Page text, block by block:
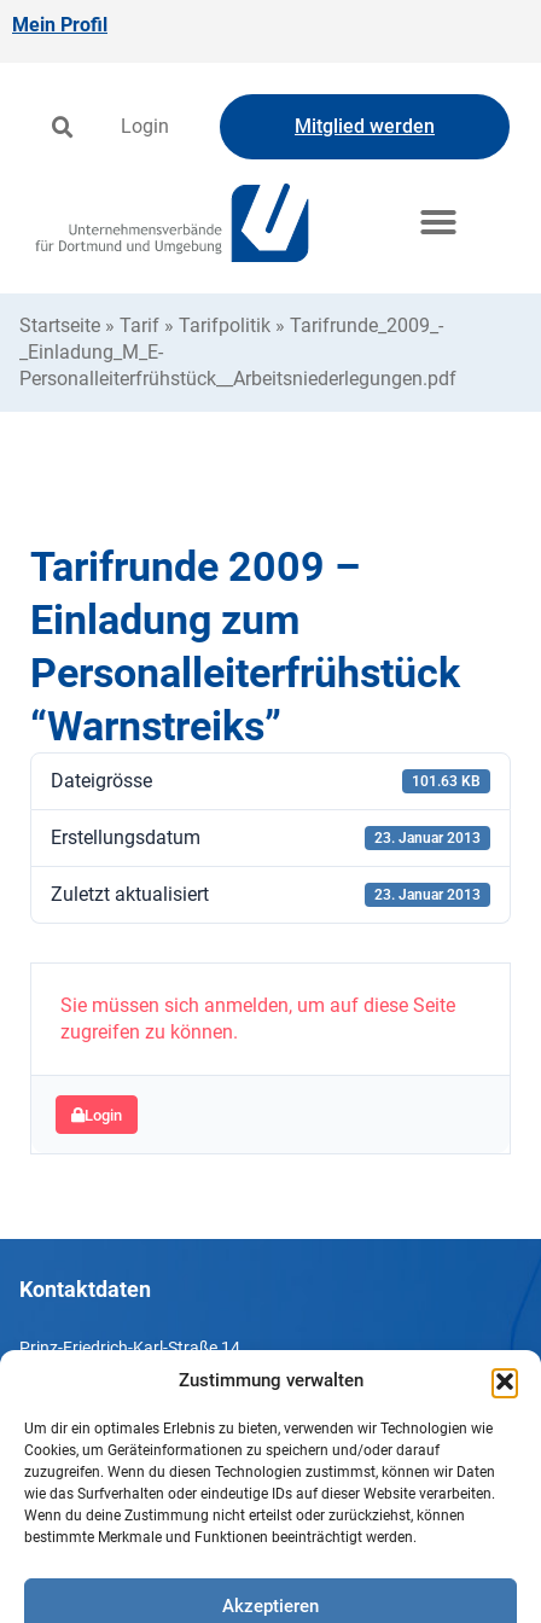
Zustimmung verwalten
Um dir ein optimales Erlebnis zu bieten, verwenden wir Technologien wie
Cookies, um Geräteinformationen zu speichern und/oder darauf
zuzugreifen. Wenn du diesen Technologien zustimmst, können wir Daten
wie das Surfverhalten oder eindeutige IDs auf dieser Website verarbeiten.
Wenn du deine Zustimmung nicht erteilst oder zurückziehst, können
bestimmte Merkmale und Funktionen beeinträchtigt werden.
Akzeptieren
Mein Profil
Login Mitglied werden
Startseite » Tarif » Tarifpolitik » Tarifrunde_2009_-
_Einladung_M_E-
Personalleiterfrühstück__Arbeitsniederlegungen.pdf
Tarifrunde 2009 –
Einladung zum
Personalleiterfrühstück
“Warnstreiks”
Dateigrösse 101.63 KB
Erstellungsdatum 23. Januar 2013
Zuletzt aktualisiert 23. Januar 2013
Sie müssen sich anmelden, um auf diese Seite
zugreifen zu können.
Login
Kontaktdaten
Prinz-Friedrich-Karl-Straße 14
Tel. +49 231 952052-10
Fax +49 231 952052-60
e-Mail info@uv-do.de
Internet www.uv-do.de